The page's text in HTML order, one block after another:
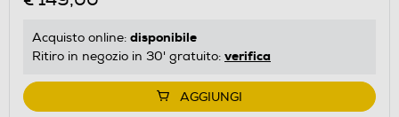
Acquisto online: disponibile
Ritiro in negozio in 30' gratuito: verifica
AGGIUNGI